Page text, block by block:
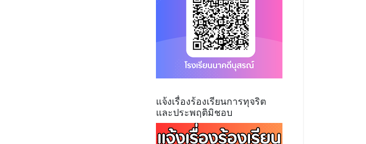
แจ้งเรื่องร้องเรียนการทุจริต
และประพฤติมิชอบ